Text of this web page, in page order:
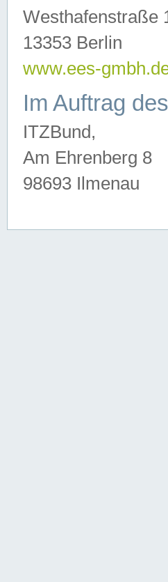
Westhafenstraße
13353 Berlin
www.ees-
Im Auftrag
ITZBund,
Am Ehrenberg 8
98693 Ilmenau